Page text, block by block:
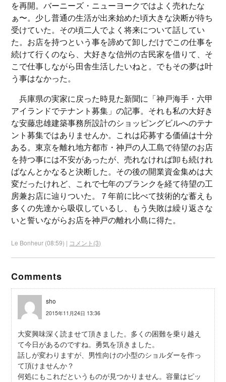
を再開。バーニーズ・ニューヨークではよく売れたな
ぁ〜。少し普通の生活が出来始めた頃大きな決断が待ち
受けていた。その頃二人でよく将来について話してい
た。お店を持つという事を諦めて卸しだけでこの仕事を
続けて行くのなら、大好きな信州の古民家を借りて、そ
こで仕事しながら田舎生活したいねと。でもその夢は叶
う事はなかった。
兵庫県の実家に戻った時見た新聞に「神戸海手・六甲
アイランドでテナント募集」の記事。それも私の大好き
な安藤忠雄建築事務所設計のショッピングビルへのテナ
ント募集ではありませんか。これは応募する価値は十分
ある。東京を離れ地方都市・神戸の人工島で待望のお店
を持つ事には不安があったが、売れなければ卸も続けれ
ばなんとかなると決断した。その後の開業資金集めは大
変だったけれど、これで七年のブランクを経て待望の工
房兼お店に辿りついた。７年前に比べて技術的な蓄えも
多くの先達から吸収しているし、もう失敗は繰り返さな
いと誓いながらお店を神戸の離れ小島に得た。
Le Bonheur (08:59) | コメント(3)
Comments
sho
2015年11月24日 13:36
大変興味深く読ませて頂きました。多くの困難を乗り越え
て今日があるのですね。勇気を頂きました。
話しが変わりますが、男性向けの小型のショルダーを作っ
て頂けませんか？
何処にもこれだというものが見つかりません。容量はピッ